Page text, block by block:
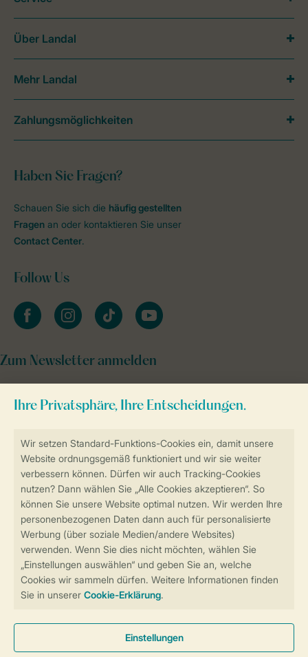
Sicherstellung Deiner Privatsphäre
Sicher und schnell zur Online-Buchung
Sichere Datenübertragung
Sicheres Bezahlen
Haben Sie Fragen?
Schauen Sie sich die häufig gestellten
Fragen an oder kontaktieren Sie unser
Contact Center.
Follow Us
facebookinstagramtiktok youtube
Zum Newsletter anmelden
Über Landal
Mehr Landal
Zahlungsmöglichkeiten